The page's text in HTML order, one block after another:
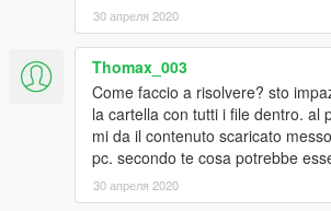
30 апреля 2020
Thomax_003
Come faccio a risolvere? sto
la cartella con tutti i file dentro. al
mi da il contenuto scaricato
pc. secondo te cosa potrebbe
30 апреля 2020